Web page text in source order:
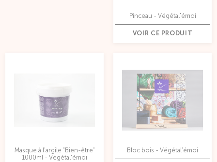
Pinceau - Végétal'émoi
VOIR CE PRODUIT
Masque à l'argile "Bien-être"
1000ml - Végétal'émoi
Bloc bois - Végétal'émoi